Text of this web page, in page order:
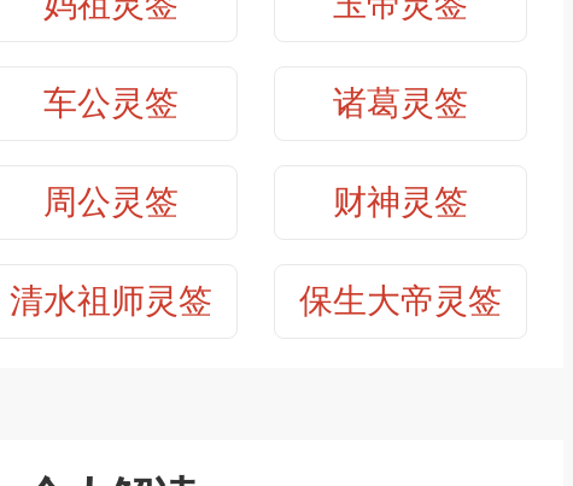
保生大帝灵签第34签
车公灵签 诸葛灵签
周公灵签 财神灵签
清水祖师灵签 保生大帝灵签